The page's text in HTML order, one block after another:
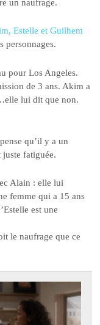
un naufrage.
Estelle et Guilhem
personnages.
pour Los Angeles.
de 3 ans. Akim a
lui dit que non.
qu’il y a un
fatiguée.
Alain : elle lui
femme qui a 15 ans
est une
le naufrage que ce